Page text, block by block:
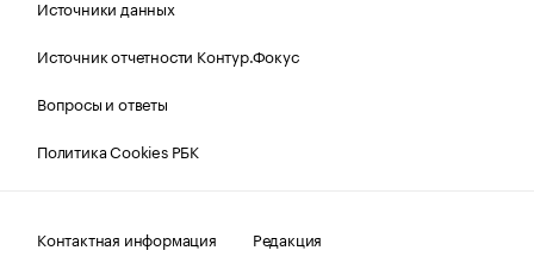
Источники данных
Источник отчетности Контур.Фокус
Вопросы и ответы
Политика Cookies РБК
Контактная информация
Редакция